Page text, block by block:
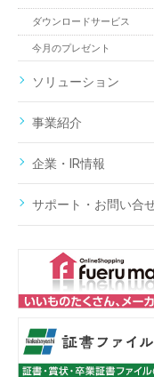
ダウンロードサービス
今月のプレゼント
ソリューション
事業紹介
企業・IR情報
サポート・お問い合